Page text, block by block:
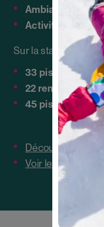
Ambiance
Activités variées
Sur la station :
33 pistes alpines
22 remontées
45 pistes
Découvrir le
Voir les